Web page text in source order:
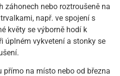
záhonech nebo roztroušeně na
např. ve spojení s
květy se výborně hodí k
úplném vykvetení a stonky se
přímo na místo nebo od března